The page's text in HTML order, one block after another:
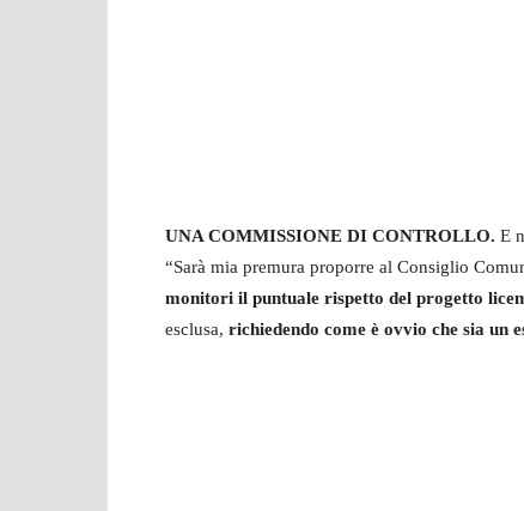
UNA COMMISSIONE DI CONTROLLO. E
“Sarà mia premura proporre al Consiglio
monitori il puntuale rispetto del progetto
esclusa, richiedendo come è ovvio che sia un